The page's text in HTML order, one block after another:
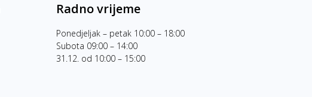
Radno vrijeme
Ponedjeljak – petak 10:00 – 18:00
Subota 09:00 – 14:00
31.12. od 10:00 – 15:00